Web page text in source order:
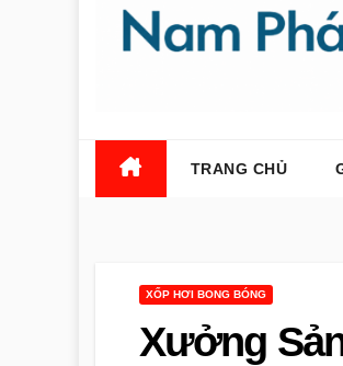
TRANG CHỦ
XỐP HƠI BONG BÓNG
Xưởng